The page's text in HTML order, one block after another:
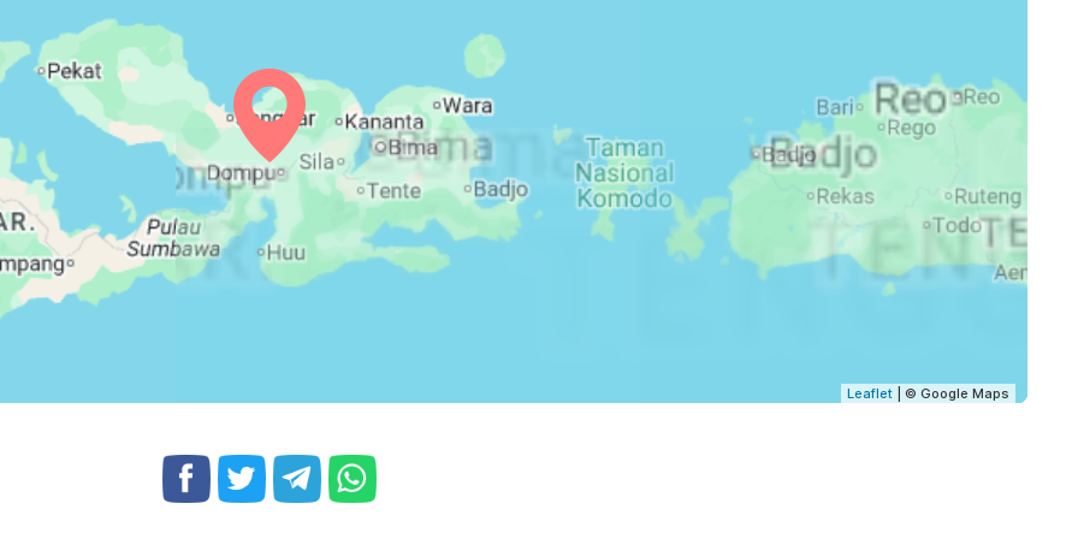
Leaflet | © Google Maps